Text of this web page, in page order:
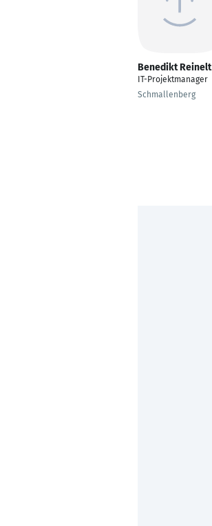
Benedikt Reinelt
IT-Projektmanager
Schmallenberg